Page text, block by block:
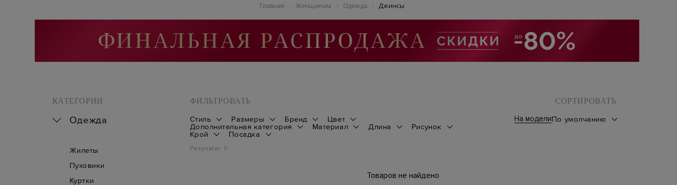
Главная / Женщинам / Одежда / Джинсы
КАТЕГОРИИ
Одежда
Жилеты
Пуховики
Куртки
ФИЛЬТРОВАТЬ
Стиль Размеры Бренд
Цвет
Дополнительная категория
Материал Длина
Рисунок
Крой
Посадка
На модели
СОРТИРОВАТЬ
По умолчанию
Результат: 0
Товаров не найдено